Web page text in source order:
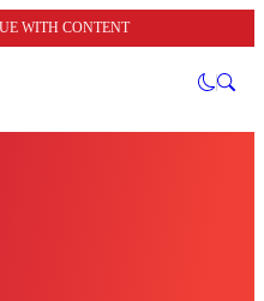
WITH CONTENT